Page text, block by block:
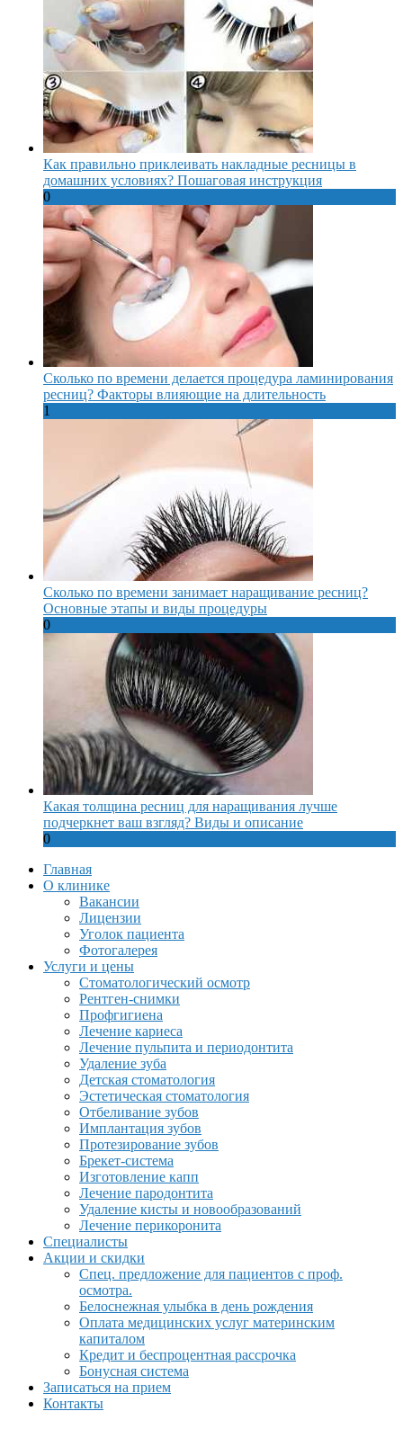
Как правильно приклеивать накладные ресницы в
домашних условиях? Пошаговая инструкция
0
Сколько по времени делается процедура ламинирования
ресниц? Факторы влияющие на длительность
1
Сколько по времени занимает наращивание ресниц?
Основные этапы и виды процедуры
0
Какая толщина ресниц для наращивания лучше
подчеркнет ваш взгляд? Виды и описание
0
Главная
О клинике
Вакансии
Лицензии
Уголок пациента
Фотогалерея
Услуги и цены
Стоматологический осмотр
Рентген-снимки
Профгигиена
Лечение кариеса
Лечение пульпита и периодонтита
Удаление зуба
Детская стоматология
Эстетическая стоматология
Отбеливание зубов
Имплантация зубов
Протезирование зубов
Брекет-система
Изготовление капп
Лечение пародонтита
Удаление кисты и новообразований
Лечение перикоронита
Специалисты
Акции и скидки
Спец. предложение для пациентов с проф.
осмотра.
Белоснежная улыбка в день рождения
Оплата медицинских услуг материнским
капиталом
Кредит и беспроцентная рассрочка
Бонусная система
Записаться на прием
Контакты